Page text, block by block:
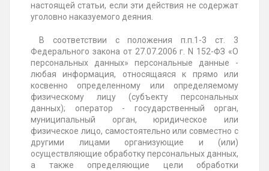
настоящей статьи, если эти действия не содержат
уголовно наказуемого деяния.
В соответствии с положения п.п.1-3 ст. 3
Федерального закона от 27.07.2006 г. N 152-ФЗ «О
персональных данных» персональные данные -
любая информация, относящаяся к прямо или
косвенно определенному или определяемому
физическому лицу (субъекту персональных
данных); оператор - государственный орган,
муниципальный орган, юридическое или
физическое лицо, самостоятельно или совместно с
другими лицами организующие и (или)
осуществляющие обработку персональных данных,
а также определяющие цели обработки